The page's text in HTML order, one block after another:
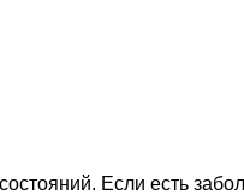
Если есть